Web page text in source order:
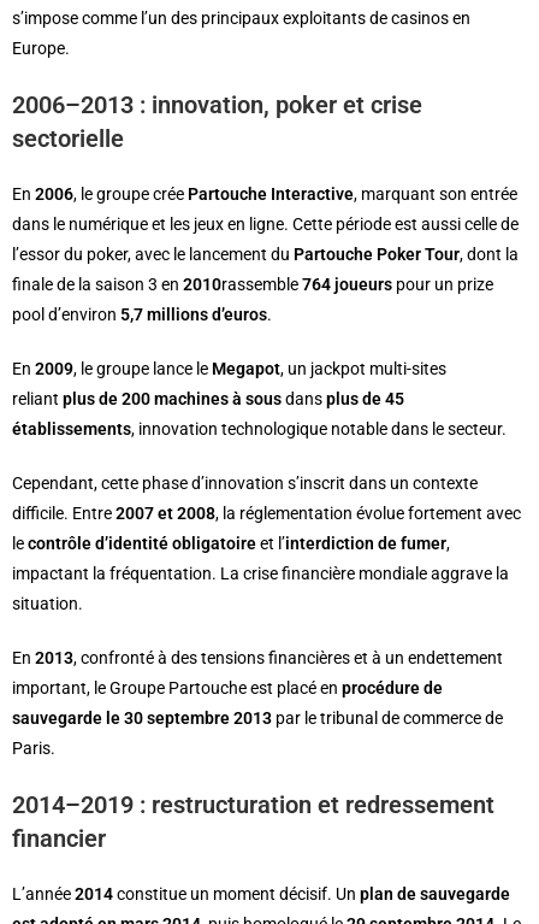
s’impose comme l’un des principaux exploitants de casinos en
Europe.
2006–2013 : innovation, poker et crise
sectorielle
En 2006, le groupe crée Partouche Interactive, marquant son entrée
dans le numérique et les jeux en ligne. Cette période est aussi celle de
l’essor du poker, avec le lancement du Partouche Poker Tour, dont la
finale de la saison 3 en 2010rassemble764 joueurs pour un prize
pool d’environ 5,7 millions d’euros.
En 2009, le groupe lance le Megapot, un jackpot multi-sites
reliant plus de 200 machines à sousdansplus de 45
établissements, innovation technologique notable dans le secteur.
Cependant, cette phase d’innovation s’inscrit dans un contexte
difficile. Entre2007 et 2008, la réglementation évolue fortement avec
lecontrôle d’identité obligatoireet l’interdiction de fumer,
impactant la fréquentation. La crise financière mondiale aggrave la
situation.
En 2013, confronté à des tensions financières et à un endettement
important, le Groupe Partouche est placé en procédure de
sauvegarde le 30 septembre 2013 par le tribunal de commerce de
Paris.
2014–2019 : restructuration et redressement
financier
L’année2014constitue un moment décisif. Un plan de sauvegarde